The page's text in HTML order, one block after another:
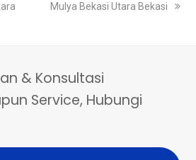
post:
Mulya Bekasi Utara Bekasi
& Konsultasi
Service, Hubungi